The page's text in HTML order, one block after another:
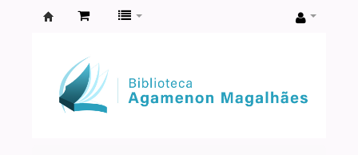
Agamenon
Magalhães